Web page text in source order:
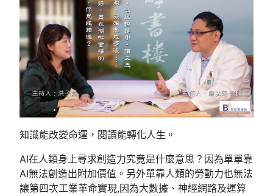
知識能改變命運，閱讀能轉化人生。
AI在人類身上尋求創造力究竟是什麼意思？因為單單靠
AI無法創造出附加價值。另外單靠人類的勞動力也無法
讓第四次工業革命實現,因為大數據、神經網路及運算